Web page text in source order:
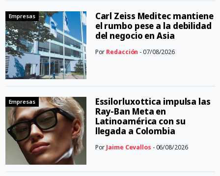
Empresas
Carl Zeiss Meditec mantiene
el rumbo pese a la debilidad
del negocio en Asia
Por Redacción - 07/08/2026
Empresas
Essilorluxottica impulsa las
Ray-Ban Meta en
Latinoamérica con su
llegada a Colombia
Por Jaime Cevallos - 06/08/2026